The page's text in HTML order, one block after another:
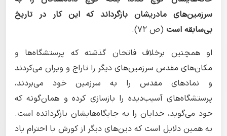
سرزمین‌های مادریشان بازگرداند که این کار در تاریخ
بی‌سابقه است (ص 72).
او همچنین برخلاف فاتحان گذشته که پرستشگاه‌ها و
مکان‌های مقدس سرزمین‌های دیگر را تاراج و ویران می‌کردند
و نمادهای مقدس را به سرزمین خود می‌بردند،
پرستشگاه‌های آسیب‌دیده را بازسازی کرده و همان‌گونه که
خود می‌گوید، خدایان را به جایگاه‌هایشان بازگردانده است.
به همین دلایل است که دین‌های دیگر از کورش با احترام یاد